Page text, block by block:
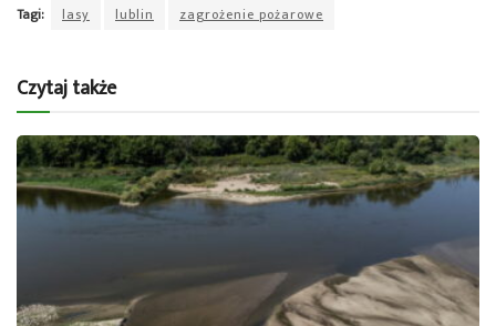
Tagi: lasy lublin zagrożenie pożarowe
Czytaj także